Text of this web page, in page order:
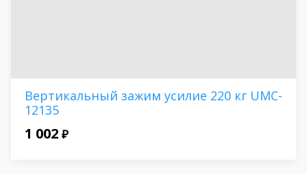
Вертикальный зажим усилие 220 кг UMC-
12135
1 002 ₽